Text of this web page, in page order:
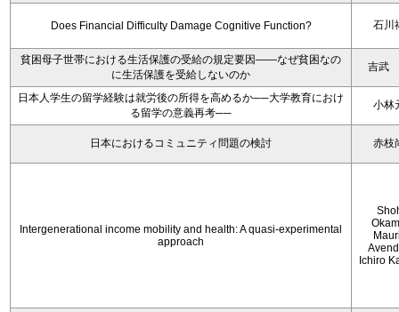
Does Financial Difficulty Damage Cognitive Function? 石川
貧困母子世帯における生活保護の受給の規定要因――なぜ貧困なの
に生活保護を受給しないのか
吉武
日本人学生の留学経験は就労後の所得を高めるか──大学教育におけ
る留学の意義再考──
小林
日本におけるコミュニティ問題の検討 赤枝
Intergenerational income mobility and health: A quasi-experimental
approach
Ichiro